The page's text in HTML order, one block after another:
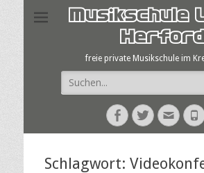
Musikschule
Herford
freie private Musikschule im
Suche
nach:
Facebook
Twitter
E-
Mail
Schlagwort: